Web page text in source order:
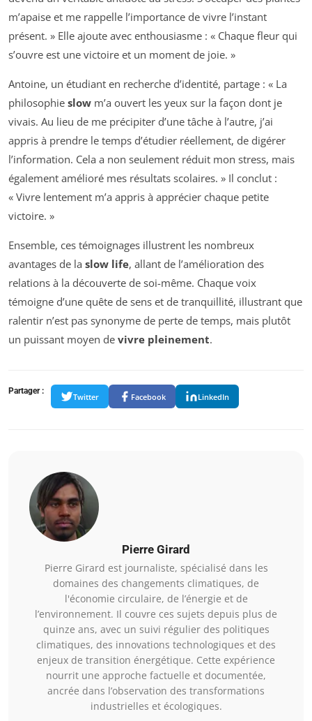
m’apaise et me rappelle l’importance de vivre l’instant
présent. » Elle ajoute avec enthousiasme : « Chaque fleur qui
s’ouvre est une victoire et un moment de joie. »
Antoine, un étudiant en recherche d’identité, partage : « La
philosophie slow m’a ouvert les yeux sur la façon dont je
vivais. Au lieu de me précipiter d’une tâche à l’autre, j’ai
appris à prendre le temps d’étudier réellement, de digérer
l’information. Cela a non seulement réduit mon stress, mais
également amélioré mes résultats scolaires. » Il conclut :
« Vivre lentement m’a appris à apprécier chaque petite
victoire. »
Ensemble, ces témoignages illustrent les nombreux
avantages de la slow life, allant de l’amélioration des
relations à la découverte de soi-même. Chaque voix
témoigne d’une quête de sens et de tranquillité, illustrant que
ralentir n’est pas synonyme de perte de temps, mais plutôt
un puissant moyen de vivre pleinement.
Partager :
Twitter Facebook LinkedIn
Pierre Girard
Pierre Girard est journaliste, spécialisé dans les
domaines des changements climatiques, de
l'économie circulaire, de l’énergie et de
l’environnement. Il couvre ces sujets depuis plus de
quinze ans, avec un suivi régulier des politiques
climatiques, des innovations technologiques et des
enjeux de transition énergétique. Cette expérience
nourrit une approche factuelle et documentée,
ancrée dans l’observation des transformations
industrielles et écologiques.